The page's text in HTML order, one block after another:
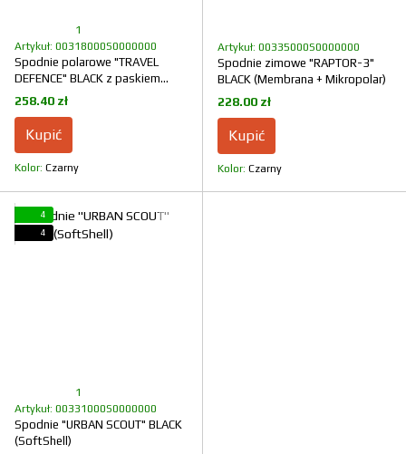
1
Artykuł: 00318000S0000000
Spodnie polarowe "TRAVEL
DEFENCE" BLACK z paskiem
(Taslan + Mikropolar)
258.40 zł
Kupić
Kolor Czarny
Artykuł: 00335000S0000000
Spodnie zimowe "RAPTOR-3"
BLACK (Membrana + Mikropolar)
228.00 zł
Kupić
Kolor Czarny
4
4
1
Artykuł: 00331000S0000000
Spodnie "URBAN SCOUT" BLACK
(SoftShell)